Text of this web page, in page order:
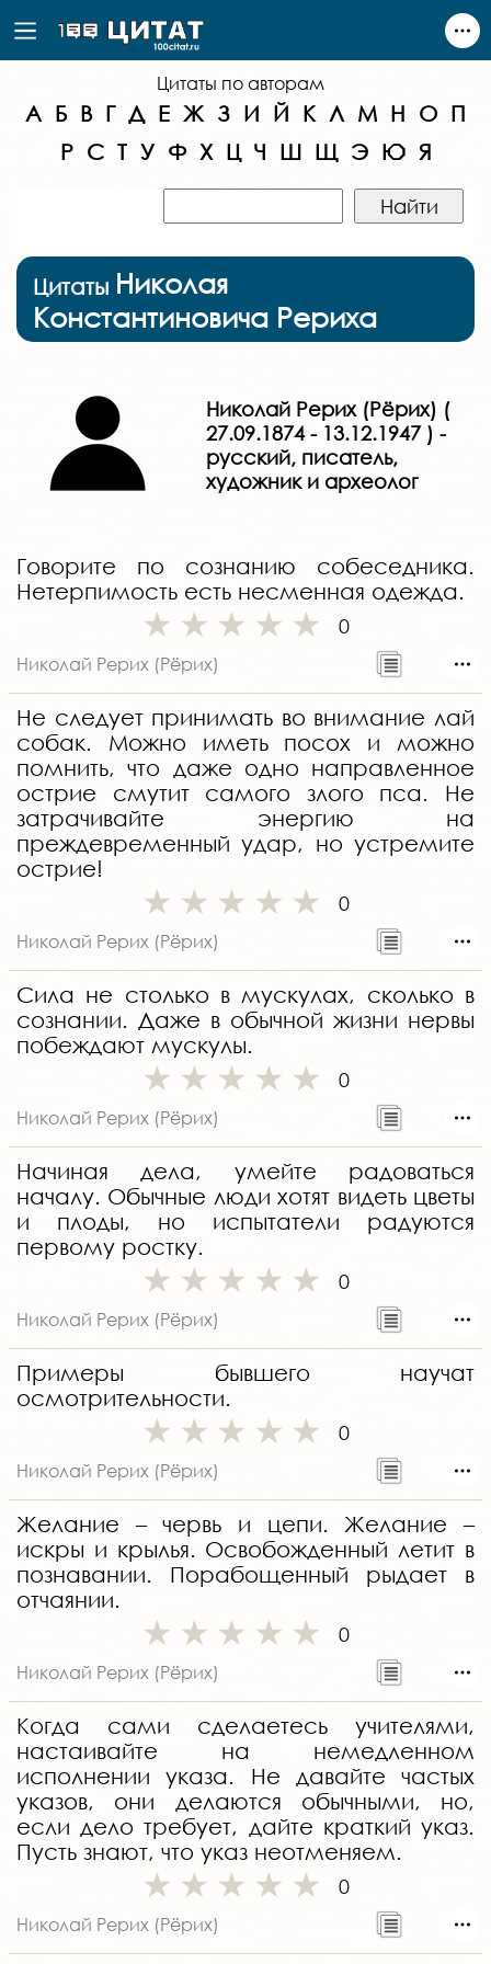
Цитаты по авторам
А Б В Г Д Е Ж З И Й К Л М Н О П
Р С Т У Ф Х Ц Ч Ш Щ Э Ю Я
Цитаты Николая
Константиновича Рериха
Николай Рерих (Рёрих) (
27.09.1874 - 13.12.1947 ) -
русский, писатель,
художник и археолог
Говорите по сознанию собеседника.
Нетерпимость есть несменная одежда.
0
Николай Рерих (Рёрих)
Не следует принимать во внимание лай
собак. Можно иметь посох и можно
помнить, что даже одно направленное
острие смутит самого злого пса. Не
затрачивайте энергию на
преждевременный удар, но устремите
острие!
0
Николай Рерих (Рёрих)
Сила не столько в мускулах, сколько в
сознании. Даже в обычной жизни нервы
побеждают мускулы.
0
Николай Рерих (Рёрих)
Начиная дела, умейте радоваться
началу. Обычные люди хотят видеть цветы
и плоды, но испытатели радуются
первому ростку.
0
Николай Рерих (Рёрих)
Примеры бывшего научат
осмотрительности.
0
Николай Рерих (Рёрих)
Желание – червь и цепи. Желание –
искры и крылья. Освобожденный летит в
познавании. Порабощенный рыдает в
отчаянии.
0
Николай Рерих (Рёрих)
Когда сами сделаетесь учителями,
настаивайте на немедленном
исполнении указа. Не давайте частых
указов, они делаются обычными, но,
если дело требует, дайте краткий указ.
Пусть знают, что указ неотменяем.
0
Николай Рерих (Рёрих)